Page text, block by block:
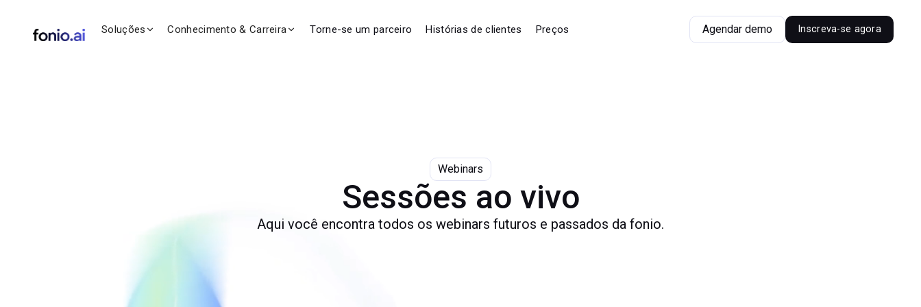
Soluções Conhecimento & Carreira Torne-se um parceiro Histórias de clientes Preços Agendar demo Inscreva-se agora
Webinars
Sessões ao vivo
Aqui você encontra todos os webinars futuros e passados da fonio.